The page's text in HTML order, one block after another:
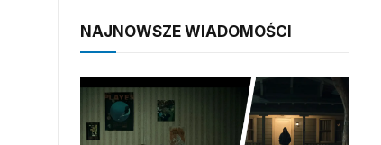
NAJNOWSZE WIADOMOŚCI